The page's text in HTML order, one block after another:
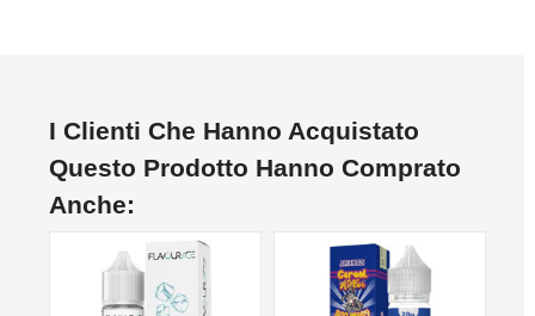
I Clienti Che Hanno Acquistato
Questo Prodotto Hanno Comprato
Anche: